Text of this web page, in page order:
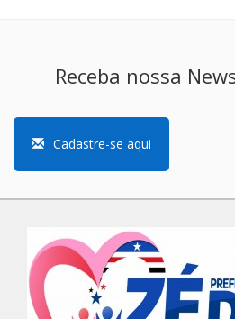
Receba nossa
Cadastre-se aqui